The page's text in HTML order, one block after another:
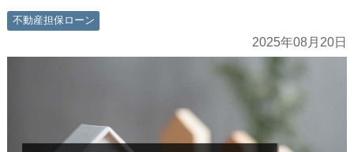
不動産担保ローン
2025年08月20日